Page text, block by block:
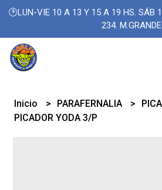
🕑LUN-VIE 10 A 13 Y 15 A 19 HS. SÁB
234. M.GRANDE
Inicio PARAFERNALIA
PICADOR YODA 3/P